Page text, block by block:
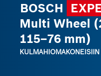
BOSCH
Multi Wheel
115–76 mm)
KULMAHIOMAKONEISIIN